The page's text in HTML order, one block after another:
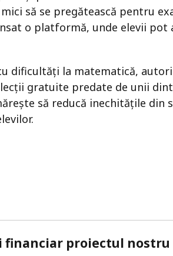
să se pregătească pentru
o platformă, unde elevii pot
dificultăți la matematică,
gratuite predate de unii
să reducă inechitățile din
financiar proiectul nostru